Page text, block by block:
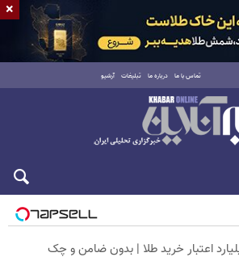
تماس با ما درباره ما تبلیغات آرشیو
شنبه ۱۷ مرداد ۱۴۰۵
×